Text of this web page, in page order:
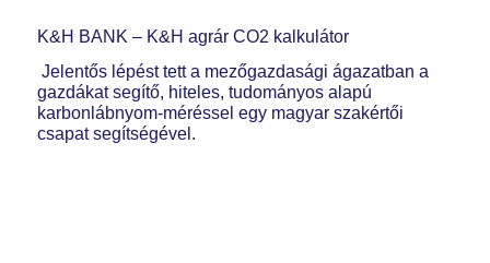
K&H BANK – K&H agrár CO2 kalkulátor
Jelentős lépést tett a mezőgazdasági ágazatban a
gazdákat segítő, hiteles, tudományos alapú
karbonlábnyom-méréssel egy magyar szakértői
csapat segítségével.